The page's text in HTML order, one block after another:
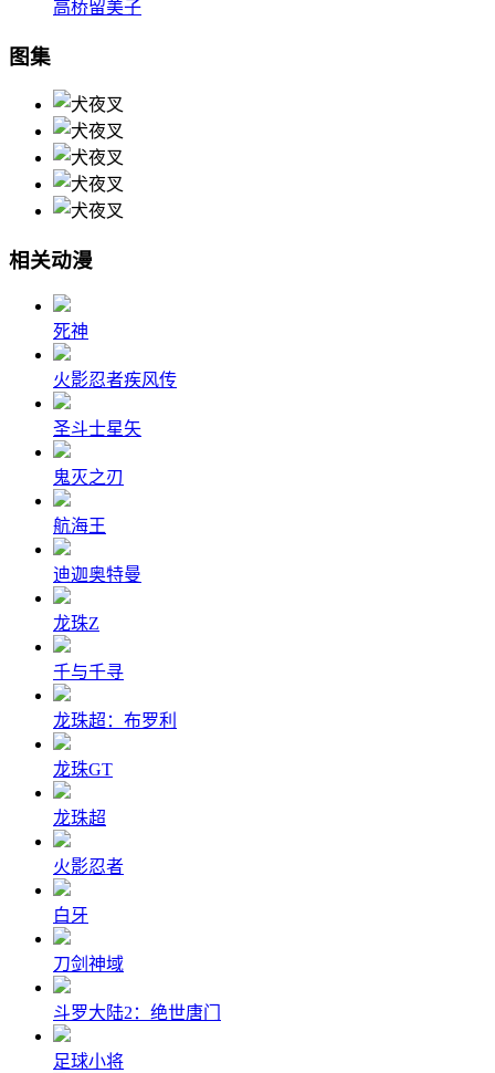
高桥留美子
图集
相关动漫
死神
火影忍者疾风传
圣斗士星矢
鬼灭之刃
航海王
迪迦奥特曼
龙珠Z
千与千寻
龙珠超：布罗利
龙珠GT
龙珠超
火影忍者
白牙
刀剑神域
斗罗大陆2：绝世唐门
足球小将